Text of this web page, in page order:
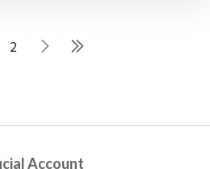
2
Account